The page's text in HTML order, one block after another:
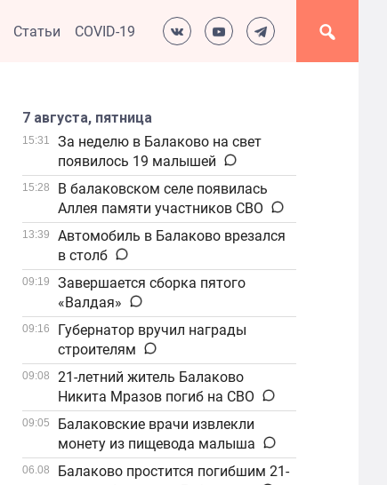
Статьи COVID-19
7 августа, пятница
15:31
За неделю в Балаково на свет
появилось 19 малышей
15:28
В балаковском селе появилась
Аллея памяти участников СВО
13:39
Автомобиль в Балаково врезался
в столб
09:19
Завершается сборка пятого
«Валдая»
09:16
Губернатор вручил награды
строителям
09:08
21-летний житель Балаково
Никита Мразов погиб на СВО
09:05
Балаковские врачи извлекли
монету из пищевода малыша
06.08
Балаково простится погибшим 21-